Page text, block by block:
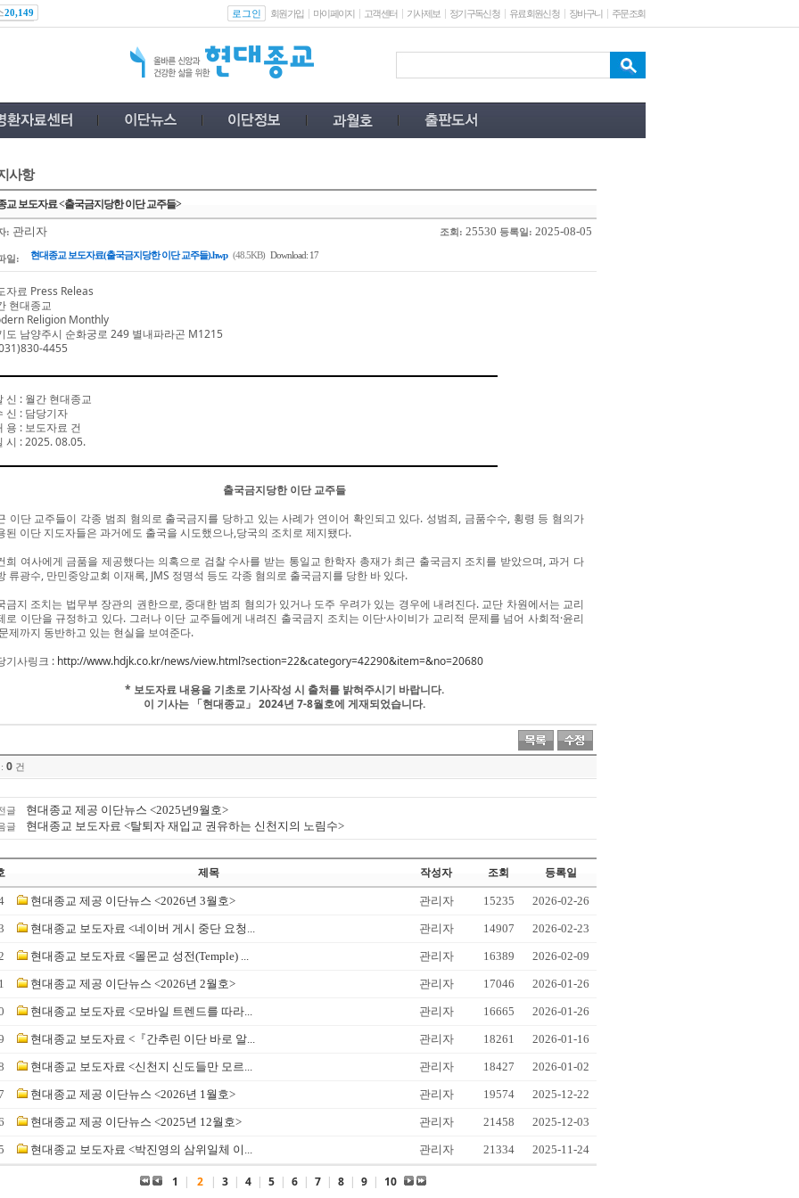
20,149 로그인 회원가입 마이페이지 고객센터 기사제보 정기구독신청 유료회원신청 장바구니 주문조회
사항
교 보도자료 <출국금지당한 이단 교주들>
: 관리자 조회: 25530 등록일: 2025-08-05
일: 현대종교 보도자료(출국금지당한 이단 교주들).hwp (48.5KB) Download: 17
자료 Press Releas
현대종교
Religion Monthly
도 남양주시 순화궁로 249 별내파라곤 M1215
4455
신 : 월간 현대종교
신 : 담당기자
용 : 보도자료 건
시 : 2025. 08.05.
출국금지당한 이단 교주들
이단 교주들이 각종 범죄 혐의로 출국금지를 당하고 있는 사례가 연이어 확인되고 있다. 성범죄, 금품수수, 횡령 등 혐의가
된 이단 지도자들은 과거에도 출국을 시도했으나,당국의 조치로 제지됐다.
희 여사에게 금품을 제공했다는 의혹으로 검찰 수사를 받는 통일교 한학자 총재가 최근 출국금지 조치를 받았으며, 과거 다
류광수, 만민중앙교회 이재록, JMS 정명석 등도 각종 혐의로 출국금지를 당한 바 있다.
금지 조치는 법무부 장관의 권한으로, 중대한 범죄 혐의가 있거나 도주 우려가 있는 경우에 내려진다. 교단 차원에서는 교리
로 이단을 규정하고 있다. 그러나 이단 교주들에게 내려진 출국금지 조치는 이단·사이비가 교리적 문제를 넘어 사회적·윤리
제까지 동반하고 있는 현실을 보여준다.
기사링크 : http://www.hdjk.co.kr/news/view.html?section=22&category=42290&item=&no=20680
* 보도자료 내용을 기초로 기사작성 시 출처를 밝혀주시기 바랍니다.
이 기사는 「현대종교」 2024년 7-8월호에 게재되었습니다.
0 건
글 현대종교 제공 이단뉴스 <2025년9월호>
글 현대종교 보도자료 <탈퇴자 재입교 권유하는 신천지의 노림수>
제목 작성자 조회 등록일
현대종교 제공 이단뉴스 <2026년 3월호> 관리자 15235 2026-02-26
현대종교 보도자료 <네이버 게시 중단 요청... 관리자 14907 2026-02-23
현대종교 보도자료 <몰몬교 성전(Temple) ... 관리자 16389 2026-02-09
현대종교 제공 이단뉴스 <2026년 2월호> 관리자 17046 2026-01-26
현대종교 보도자료 <모바일 트렌드를 따라... 관리자 16665 2026-01-26
현대종교 보도자료 <『간추린 이단 바로 알... 관리자 18261 2026-01-16
현대종교 보도자료 <신천지 신도들만 모르... 관리자 18427 2026-01-02
현대종교 제공 이단뉴스 <2026년 1월호> 관리자 19574 2025-12-22
현대종교 제공 이단뉴스 <2025년 12월호> 관리자 21458 2025-12-03
현대종교 보도자료 <박진영의 삼위일체 이... 관리자 21334 2025-11-24
1 | 2 | 3 | 4 | 5 | 6 | 7 | 8 | 9 | 10